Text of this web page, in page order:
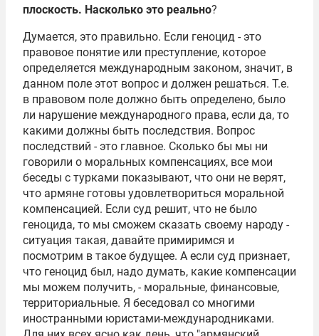
плоскость. Насколько это реально?
Думается, это правильно. Если геноцид - это
правовое понятие или преступление, которое
определяется международным законом, значит, в
данном поле этот вопрос и должен решаться. Т.е.
в правовом поле должно быть определено, было
ли нарушение международного права, если да, то
какими должны быть последствия. Вопрос
последствий - это главное. Сколько бы мы ни
говорили о моральных компенсациях, все мои
беседы с турками показывают, что они не верят,
что армяне готовы удовлетвориться моральной
компенсацией. Если суд решит, что не было
геноцида, то мы сможем сказать своему народу -
ситуация такая, давайте примиримся и
посмотрим в такое будущее. А если суд признает,
что геноцид был, надо думать, какие компенсации
мы можем получить, - моральные, финансовые,
территориальные. Я беседовал со многими
иностранными юристами-международниками.